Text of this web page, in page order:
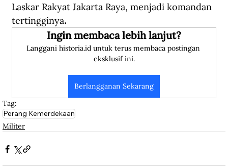
Laskar Rakyat Jakarta Raya, menjadi komandan
tertingginya.
Ingin membaca lebih lanjut?
Langgani historia.id untuk terus membaca postingan
eksklusif ini.
Berlangganan Sekarang
Tag:
Perang Kemerdekaan
Militer